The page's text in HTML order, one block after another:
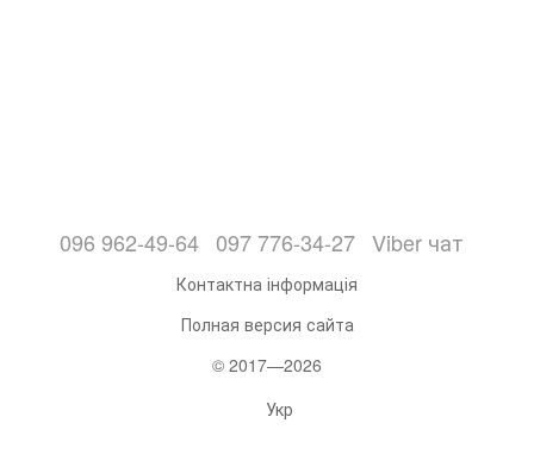
096 962-49-64 097 776-34-27 Viber чат
Контактна інформація
Полная версия сайта
© 2017—2026
Укр